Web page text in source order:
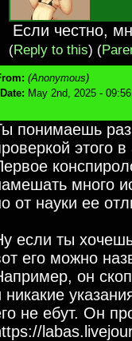
Если честно,
(Reply to this) (
(Anonymous)
Date: May 2nd, 2025 -
понимаешь
этого
много
от науки ее
если ты
его можно
он
никакие
не ебут. Он